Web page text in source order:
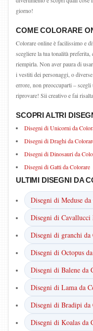
giorno!
COME COLORARE
Colorare online è facilissimo e
scegliere la tua tonalità
riempirla. Non aver paura di
i vestiti dei personaggi, o
errore, non preoccuparti –
riprovare! Sii creativo e fai
SCOPRI ALTRI
Disegni di Unicorni da
Disegni di Draghi da
Disegni di Dinosauri da
Disegni di Gatti da Colorare
ULTIMI DISEGNI DA
Disegni di Meduse
Disegni di
Disegni di granchi da
Disegni di Octopus
Disegni di Balene da
Disegni di Lama da
Disegni di Bradipi da
Disegni di Koalas da